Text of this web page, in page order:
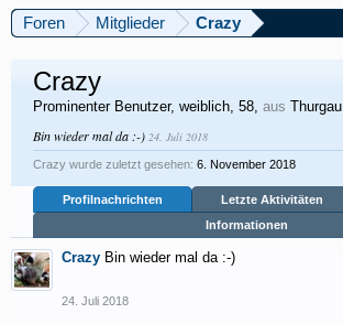
Foren Mitglieder Crazy
Crazy
Prominenter Benutzer, weiblich, 58, aus Thurgau
Bin wieder mal da :-) 24. Juli 2018
Crazy wurde zuletzt gesehen: 6. November 2018
Profilnachrichten Letzte Aktivitäten
Informationen
Crazy Bin wieder mal da :-)
24. Juli 2018